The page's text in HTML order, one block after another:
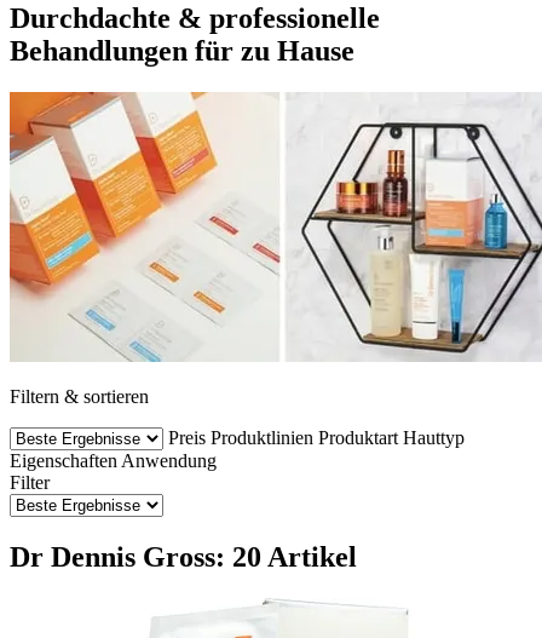
Durchdachte & professionelle
Behandlungen für zu Hause
Filtern & sortieren
Preis Produktlinien Produktart Hauttyp
Eigenschaften Anwendung
Filter
Dr Dennis Gross: 20 Artikel